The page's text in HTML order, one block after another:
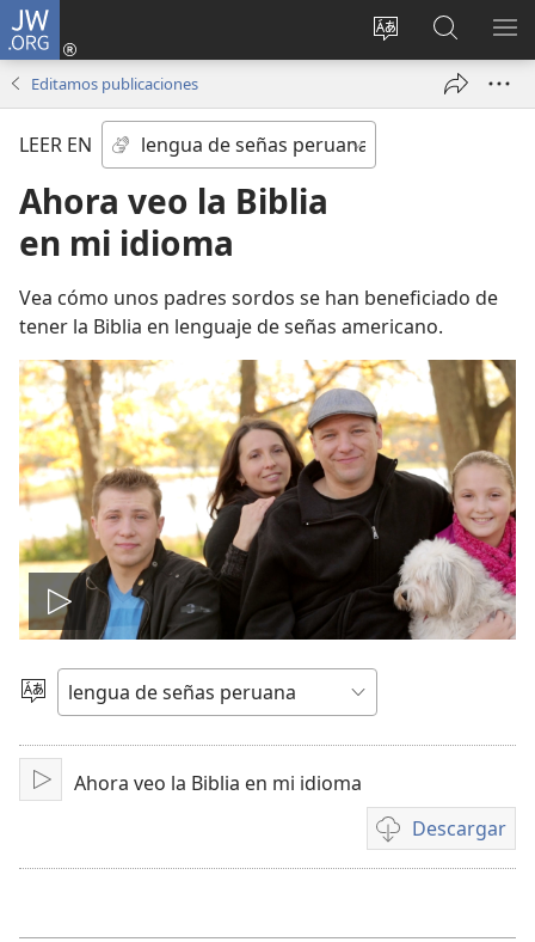
JW.ORG
Idioma
escoger
del sitio
Iniciar
sesión
nueva
ventana)
en
jw.org
Editamos publicaciones
LEER EN
Ahora veo la Biblia
en mi idioma
Vea cómo unos padres sordos se han beneficiado de
tener la Biblia en lenguaje de señas americano.
Reproducir
video
Idioma
escoger
Reproducir
Ahora veo la Biblia en mi idioma
Descargar
Opciones
de